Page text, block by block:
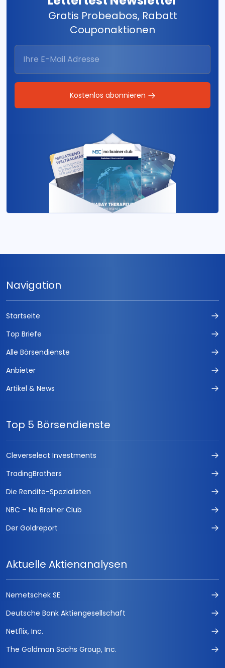
Gratis Probeabos, Rabatt
Couponaktionen
Kostenlos abonnieren
Navigation
Startseite
Top Briefe
Alle Börsendienste
Anbieter
Artikel & News
Top 5 Börsendienste
Cleverselect Investments
TradingBrothers
Die Rendite-Spezialisten
NBC – No Brainer Club
Der Goldreport
Aktuelle Aktienanalysen
Nemetschek SE
Deutsche Bank Aktiengesellschaft
Netflix, Inc.
The Goldman Sachs Group, Inc.